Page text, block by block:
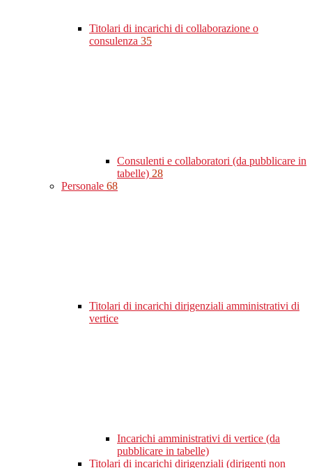
Titolari di incarichi di collaborazione o
consulenza 35
Consulenti e collaboratori (da pubblicare in
tabelle) 28
Personale 68
Titolari di incarichi dirigenziali amministrativi di
vertice
Incarichi amministrativi di vertice (da
pubblicare in tabelle)
Titolari di incarichi dirigenziali (dirigenti non